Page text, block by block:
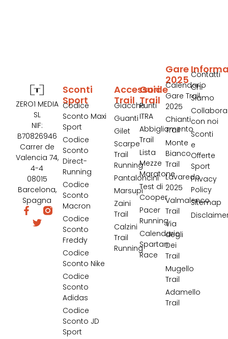
ZERO1 MEDIA
SL
NIF:
B70826946
Carrer de
Valencia 74,
4-4
08015
Barcelona,
Spagna
Contatti
Chi
Siamo
Collabora
con noi
Sconti
e
Offerte
Sport
Privacy
Policy
Sitemap
Gare
2025
Calendario
Gare Trail
2025
Chianti
Trail
Monte
Bianco
Trail
Lavaredo
2025
Valmalenco
Trail
Via
degli
Dei
Trail
Mugello
Trail
Adamello
Trail
Guide
Trail
Punti
ITRA
Abbigliamento
Trail
Lista
Mezze
Maratone
Test di
Cooper
Pacer
Running
Calendario
Spartan
Race
Accessori
Trail
Giacche
Guanti
Gilet
Scarpe
Trail
Running
Pantaloncini
Marsupi
Zaini
Trail
Calzini
Trail
Running
Sconti
Sport
Codice
Sconto Maxi
Sport
Codice
Sconto
Direct-
Running
Codice
Sconto
Macron
Codice
Sconto
Freddy
Codice
Sconto Nike
Codice
Sconto
Adidas
Codice
Sconto JD
Sport